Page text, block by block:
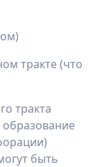
тракте (что
тракта
быть